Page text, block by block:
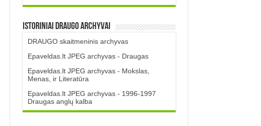
Istoriniai DRAUGO Archyvai
DRAUGO skaitmeninis archyvas
Epaveldas.lt JPEG archyvas - Draugas
Epaveldas.lt JPEG archyvas - Mokslas,
Menas, ir Literatūra
Epaveldas.lt JPEG archyvas - 1996-1997
Draugas anglų kalba